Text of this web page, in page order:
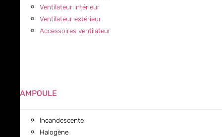
Ventilateur intérieur
Ventilateur extérieur
Accessoires ventilateur
AMPOULE
Incandescente
Halogène